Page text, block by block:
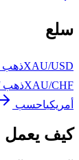
سلع
XAU/USDذهب /
XAU/CHFذهب
أمريكياحسب
كيف يعمل